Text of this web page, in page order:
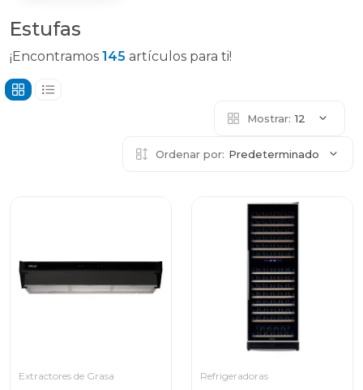
Estufas
¡Encontramos 145 artículos para ti!
Mostrar: 12
Ordenar por: Predeterminado
Extractores de Grasa Refrigeradoras